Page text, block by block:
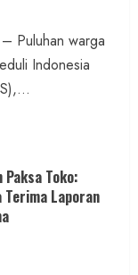
Puluhan warga
Indonesia
Toko:
Laporan